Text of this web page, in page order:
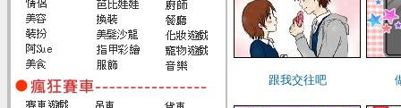
跟我交往吧